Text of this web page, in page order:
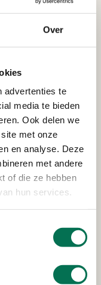
Over
advertenties te
media te bieden
Ook delen we
met onze
en analyse. Deze
met andere
of die ze hebben
hun services.